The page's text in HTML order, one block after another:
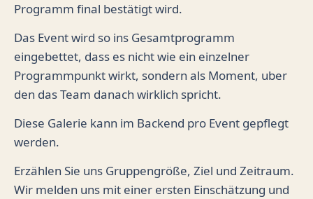
Programm final bestätigt wird.
Das Event wird so ins Gesamtprogramm
eingebettet, dass es nicht wie ein einzelner
Programmpunkt wirkt, sondern als Moment, uber
den das Team danach wirklich spricht.
Diese Galerie kann im Backend pro Event gepflegt
werden.
Erzählen Sie uns Gruppengröße, Ziel und Zeitraum.
Wir melden uns mit einer ersten Einschätzung und